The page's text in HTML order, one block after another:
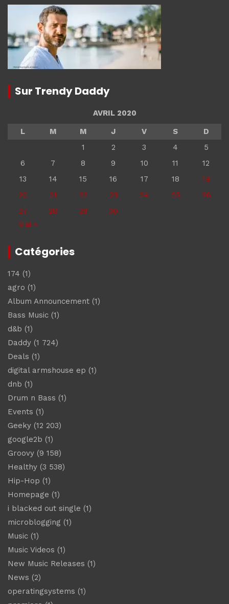
Sur Trendy Daddy
AVRIL 2020
L
M M J V S
D
1
2 3 4
5
6
7 8 9 10 11
12
13
14 15 16 17 18
19
20
21 22 23 24 25
26
27
28 29
30
Mai »
Catégories
174 (1)
agro (1)
Album Announcement (1)
Bass Music (1)
d&b (1)
Daddy (1 724)
Deals (1)
digital armshouse ep (1)
dnb (1)
Drum n Bass (1)
Events (1)
Geeky (12 203)
google2b (1)
Groovy (9 158)
Healthy (3 538)
Hip-Hop (1)
Homepage (1)
i blacked out single (1)
microblogging (1)
Music (1)
Music Videos (1)
New Music Releases (1)
News (2)
operatingsystems (1)